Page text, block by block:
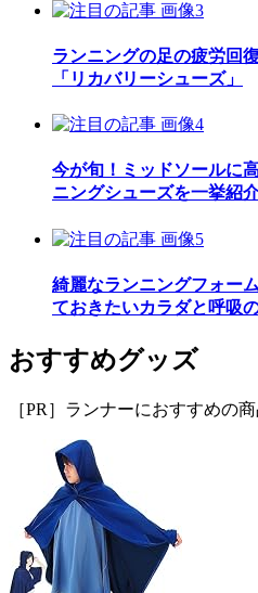
ランニングの足の疲労回
「リカバリーシューズ」
今が旬！ミッドソールに
ニングシューズを一挙紹
綺麗なランニングフォー
ておきたいカラダと呼吸
おすすめグッズ
［PR］ランナーにおすすめの